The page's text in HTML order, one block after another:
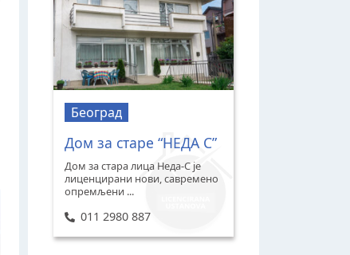
Београд
Дом за старе “НЕДА С”
Дом за стара лица Неда-С је
лиценцирани нови, савремено
опремљени ...
011 2980 887